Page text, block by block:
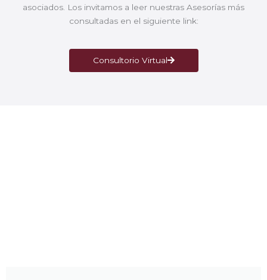
asociados. Los invitamos a leer nuestras Asesorías más
consultadas en el siguiente link:
Consultorio Virtual